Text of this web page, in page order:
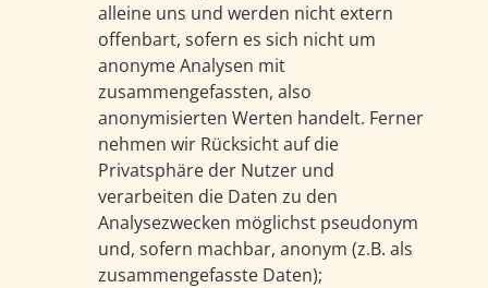
alleine uns und werden nicht extern
offenbart, sofern es sich nicht um
anonyme Analysen mit
zusammengefassten, also
anonymisierten Werten handelt. Ferner
nehmen wir Rücksicht auf die
Privatsphäre der Nutzer und
verarbeiten die Daten zu den
Analysezwecken möglichst pseudonym
und, sofern machbar, anonym (z.B. als
zusammengefasste Daten);